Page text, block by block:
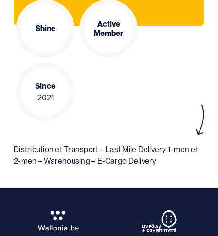
Shine
Active
Member
Since
2021
Distribution et Transport – Last Mile Delivery 1-men et
2-men – Warehousing – E-Cargo Delivery